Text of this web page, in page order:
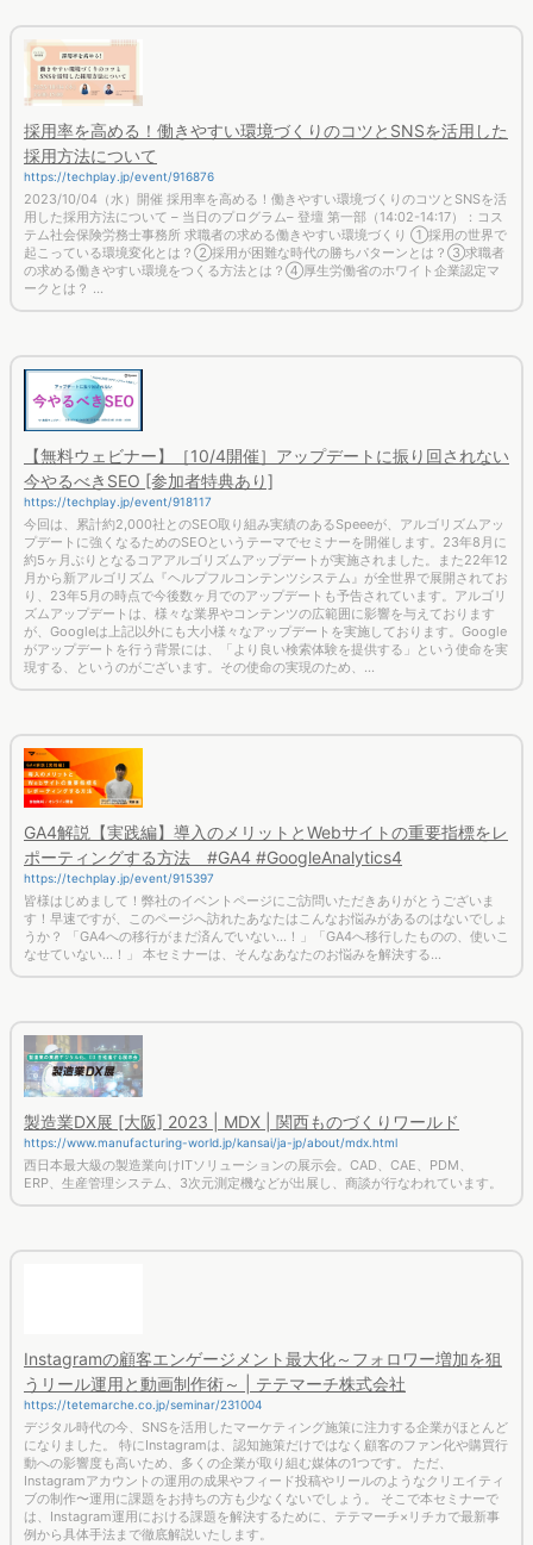
採用率を高める！働きやすい環境づくりのコツとSNSを活用した
採用方法について
https://techplay.jp/event/916876
2023/10/04（水）開催 採用率を高める！働きやすい環境づくりのコツとSNSを活
用した採用方法について – 当日のプログラム– 登壇 第一部（14:02-14:17）：コス
テム社会保険労務士事務所 求職者の求める働きやすい環境づくり ①採用の世界で
起こっている環境変化とは？②採用が困難な時代の勝ちパターンとは？③求職者
の求める働きやすい環境をつくる方法とは？④厚生労働省のホワイト企業認定マ
ークとは？ ...
【無料ウェビナー】［10/4開催］アップデートに振り回されない
今やるべきSEO [参加者特典あり]
https://techplay.jp/event/918117
今回は、累計約2,000社とのSEO取り組み実績のあるSpeeeが、アルゴリズムアッ
プデートに強くなるためのSEOというテーマでセミナーを開催します。23年8月に
約5ヶ月ぶりとなるコアアルゴリズムアップデートが実施されました。また22年12
月から新アルゴリズム『ヘルプフルコンテンツシステム』が全世界で展開されてお
り、23年5月の時点で今後数ヶ月でのアップデートも予告されています。アルゴリ
ズムアップデートは、様々な業界やコンテンツの広範囲に影響を与えております
が、Googleは上記以外にも大小様々なアップデートを実施しております。Google
がアップデートを行う背景には、「より良い検索体験を提供する」という使命を実
現する、というのがございます。その使命の実現のため、...
GA4解説【実践編】導入のメリットとWebサイトの重要指標をレ
ポーティングする方法 #GA4 #GoogleAnalytics4
https://techplay.jp/event/915397
皆様はじめまして！弊社のイベントページにご訪問いただきありがとうございま
す！早速ですが、このページへ訪れたあなたはこんなお悩みがあるのはないでしょ
うか？ 「GA4への移行がまだ済んでいない...！」「GA4へ移行したものの、使いこ
なせていない...！」 本セミナーは、そんなあなたのお悩みを解決する...
製造業DX展 [大阪] 2023 | MDX | 関西ものづくりワールド
https://www.manufacturing-world.jp/kansai/ja-jp/about/mdx.html
西日本最大級の製造業向けITソリューションの展示会。CAD、CAE、PDM、
ERP、生産管理システム、3次元測定機などが出展し、商談が行なわれています。
Instagramの顧客エンゲージメント最大化～フォロワー増加を狙
うリール運用と動画制作術～ | テテマーチ株式会社
https://tetemarche.co.jp/seminar/231004
デジタル時代の今、SNSを活用したマーケティング施策に注力する企業がほとんど
になりました。 特にInstagramは、認知施策だけではなく顧客のファン化や購買行
動への影響度も高いため、多くの企業が取り組む媒体の1つです。 ただ、
Instagramアカウントの運用の成果やフィード投稿やリールのようなクリエイティ
ブの制作〜運用に課題をお持ちの方も少なくないでしょう。 そこで本セミナーで
は、Instagram運用における課題を解決するために、テテマーチ×リチカで最新事
例から具体手法まで徹底解説いたします。